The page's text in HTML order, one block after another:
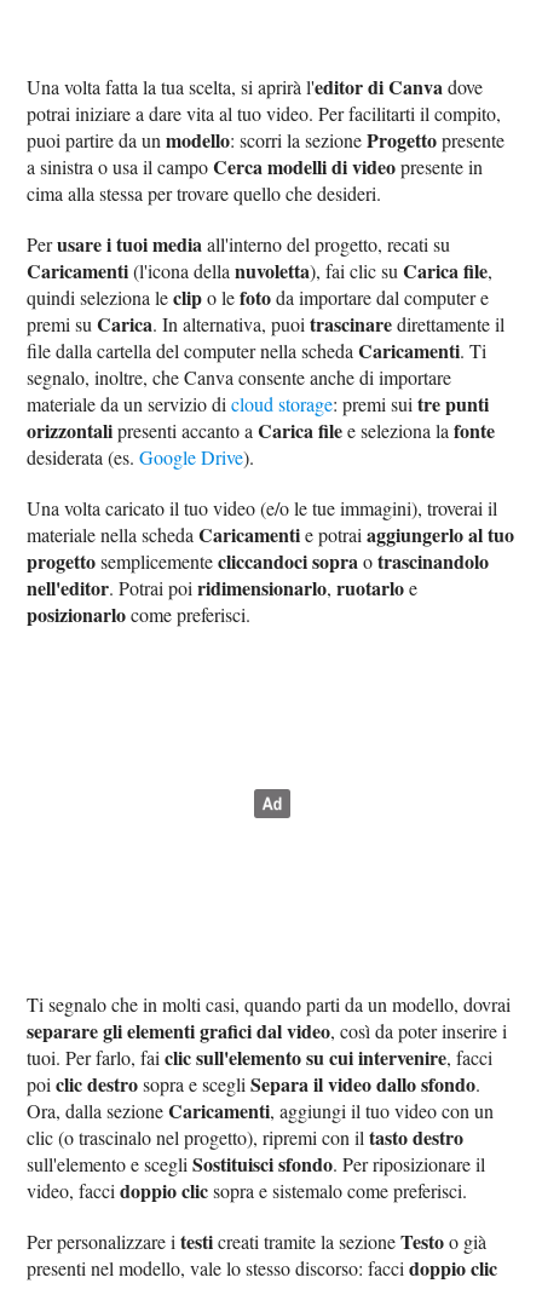
Una volta fatta la tua scelta, si aprirà l'editor di Canvadove
potrai iniziare a dare vita al tuo video. Per facilitarti il compito,
puoi partire da unmodello: scorri la sezioneProgettopresente
a sinistra o usa il campoCerca modelli di videopresente in
cima alla stessa per trovare quello che desideri.
Perusare i tuoi mediaall'interno del progetto, recati su
Caricamenti(l'icona dellanuvoletta), fai clic suCarica file,
quindi seleziona leclipo lefotoda importare dal computer e
premi suCarica. In alternativa, puoitrascinaredirettamente il
file dalla cartella del computer nella schedaCaricamenti. Ti
segnalo, inoltre, che Canva consente anche di importare
materiale da un servizio dicloud storage: premi suitre punti
orizzontalipresenti accanto aCarica filee seleziona lafonte
desiderata (es.Google Drive).
Una volta caricato il tuo video (e/o le tue immagini), troverai il
materiale nella schedaCaricamentie potraiaggiungerlo al tuo
progettosemplicementecliccandoci sopraotrascinandolo
nell'editor. Potrai poiridimensionarlo,ruotarloe
posizionarlocome preferisci.
Ti segnalo che in molti casi, quando parti da un modello, dovrai
separare gli elementi grafici dal video, così da poter inserire i
tuoi. Per farlo, faiclic sull'elemento su cui intervenire, facci
poiclic destrosopra e scegliSepara il video dallo sfondo.
Ora, dalla sezioneCaricamenti, aggiungi il tuo video con un
clic (o trascinalo nel progetto), ripremi con iltasto destro
sull'elemento e scegliSostituisci sfondo. Per riposizionare il
video, faccidoppio clicsopra e sistemalo come preferisci.
Per personalizzare itesticreati tramite la sezioneTestoo già
presenti nel modello, vale lo stesso discorso: faccidoppio clic